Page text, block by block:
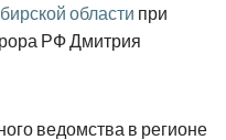
области при
РФ Дмитрия
ведомства в регионе